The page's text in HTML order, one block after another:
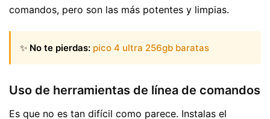
comandos, pero son las más potentes y limpias.
✨ No te pierdas: pico 4 ultra 256gb baratas
Uso de herramientas de línea de comandos
Es que no es tan difícil como parece. Instalas el